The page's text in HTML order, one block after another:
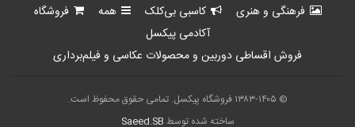
فرهنگی و هنری
کاسبی بی‌کلک همه
فروشگاه
آکادمی پیکسل
فروش اقساطی دوربین و محصولات عکاسی و فیلم‌برداری
© ۱۳۸۳-۱۴۰۵ فروشگاه پیکسل. تمامی حقوق محفوظ است.
ساخته شده توسط Saeed.SB